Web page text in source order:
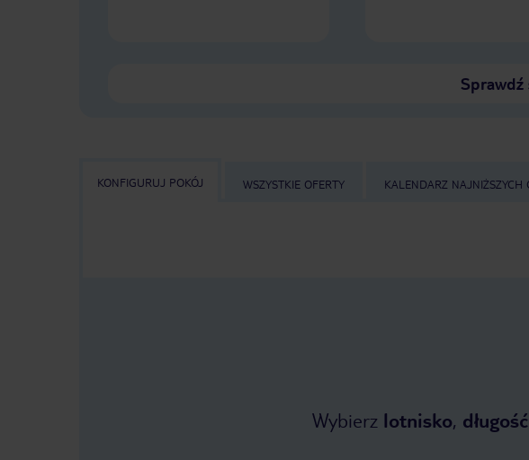
Sprawdź
KONFIGURUJ POKÓJ WSZYSTKIE OFERTY KALENDARZ NAJNIŻSZYCH
Wybierz lotnisko,